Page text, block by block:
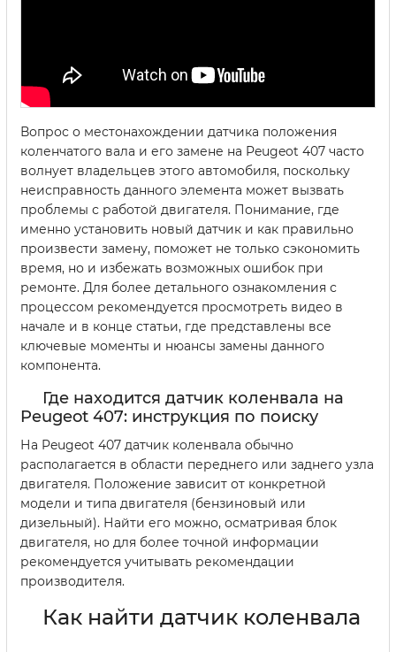
Вопрос о местонахождении датчика положения
коленчатого вала и его замене на Peugeot 407 часто
волнует владельцев этого автомобиля, поскольку
неисправность данного элемента может вызвать
проблемы с работой двигателя. Понимание, где
именно установить новый датчик и как правильно
произвести замену, поможет не только сэкономить
время, но и избежать возможных ошибок при
ремонте. Для более детального ознакомления с
процессом рекомендуется просмотреть видео в
начале и в конце статьи, где представлены все
ключевые моменты и нюансы замены данного
компонента.
Где находится датчик коленвала на
Peugeot 407: инструкция по поиску
На Peugeot 407 датчик коленвала обычно
располагается в области переднего или заднего узла
двигателя. Положение зависит от конкретной
модели и типа двигателя (бензиновый или
дизельный). Найти его можно, осматривая блок
двигателя, но для более точной информации
рекомендуется учитывать рекомендации
производителя.
Как найти датчик коленвала